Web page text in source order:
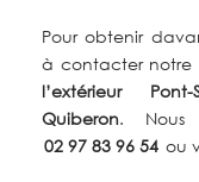
Pour obtenir
à contacter notre
l’extérieur
Quiberon. Nous
02 97 83 96 54 ou